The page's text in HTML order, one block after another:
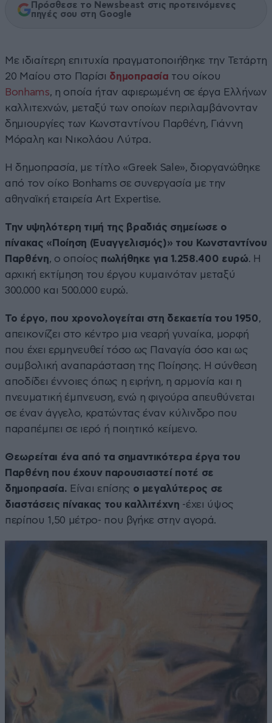
Πρόσθεσε το Newsbeast στις προτεινόμενες
πηγές σου στη Google
Με ιδιαίτερη επιτυχία πραγματοποιήθηκε την Τετάρτη
20 Μαίου στο Παρίσι δημοπρασία του οίκου
Bonhams, η οποία ήταν αφιερωμένη σε έργα Ελλήνων
καλλιτεχνών, μεταξύ των οποίων περιλαμβάνονταν
δημιουργίες των Κωνσταντίνου Παρθένη, Γιάννη
Μόραλη και Νικολάου Λύτρα.
Η δημοπρασία, με τίτλο «Greek Sale», διοργανώθηκε
από τον οίκο Bonhams σε συνεργασία με την
αθηναϊκή εταιρεία Art Expertise.
Την υψηλότερη τιμή της βραδιάς σημείωσε ο
πίνακας «Ποίηση (Ευαγγελισμός)» του Κωνσταντίνου
Παρθένη, ο οποίος πωλήθηκε για 1.258.400 ευρώ. Η
αρχική εκτίμηση του έργου κυμαινόταν μεταξύ
300.000 και 500.000 ευρώ.
Το έργο, που χρονολογείται στη δεκαετία του 1950,
απεικονίζει στο κέντρο μια νεαρή γυναίκα, μορφή
που έχει ερμηνευθεί τόσο ως Παναγία όσο και ως
συμβολική αναπαράσταση της Ποίησης. Η σύνθεση
αποδίδει έννοιες όπως η ειρήνη, η αρμονία και η
πνευματική έμπνευση, ενώ η φιγούρα απευθύνεται
σε έναν άγγελο, κρατώντας έναν κύλινδρο που
παραπέμπει σε ιερό ή ποιητικό κείμενο.
Θεωρείται ένα από τα σημαντικότερα έργα του
Παρθένη που έχουν παρουσιαστεί ποτέ σε
δημοπρασία. Είναι επίσης ο μεγαλύτερος σε
διαστάσεις πίνακας του καλλιτέχνη -έχει ύψος
περίπου 1,50 μέτρο- που βγήκε στην αγορά.